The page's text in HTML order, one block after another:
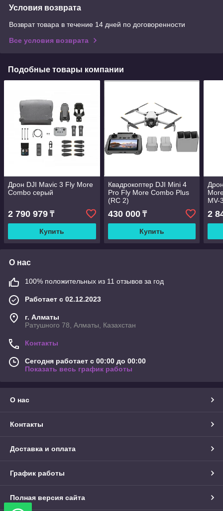
Условия возврата
Возврат товара в течение 14 дней по договоренности
Все условия возврата
Подобные товары компании
Дрон DJI Mavic 3 Fly More
Combo серый
2 790 979 ₸
Купить
Квадрокоптер DJI Mini 4
Pro Fly More Combo Plus
(RC 2)
430 000₸
Купить
MV-
2
О нас
100% положительных из 11 отзывов за год
Работает с 02.12.2023
г. Алматы
Ратушного 78, Алматы, Казахстан
Контакты
Сегодня работает с 00:00 до 00:00
Показать весь график работы
О нас
Контакты
Доставка и оплата
График работы
Полная версия сайта